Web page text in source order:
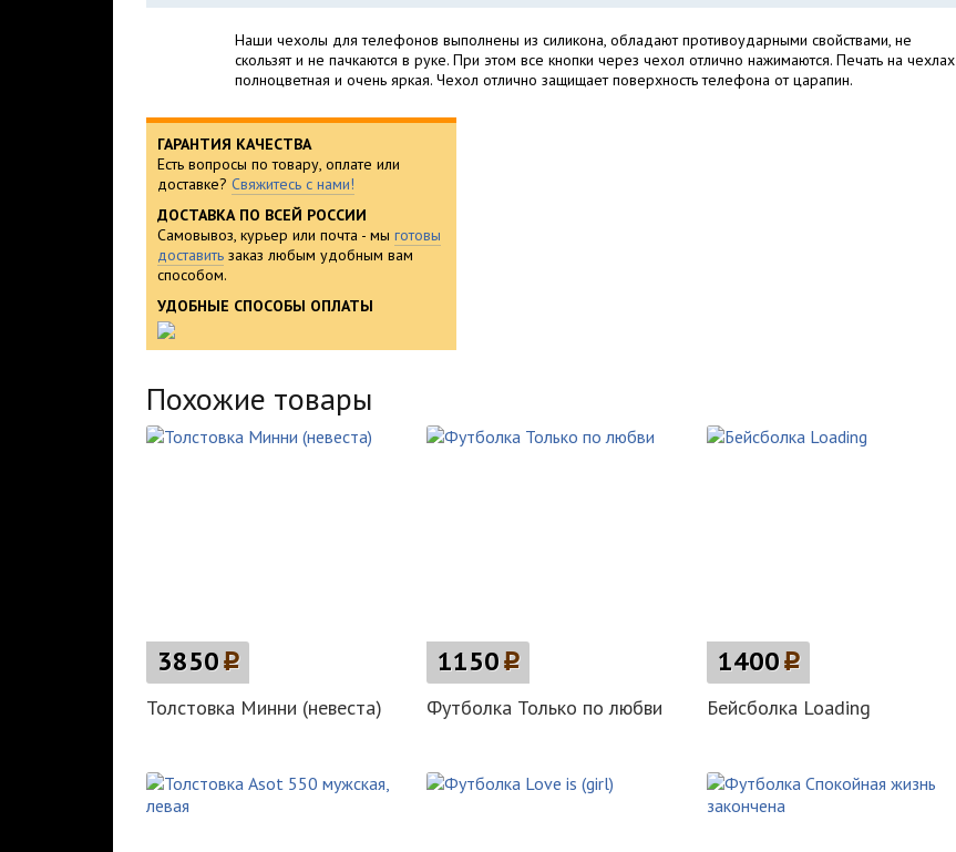
Наши чехолы для телефонов выполнены из силикона, обладают противоударными свойствами, не
скользят и не пачкаются в руке. При этом все кнопки через чехол отлично нажимаются. Печать на чехлах
полноцветная и очень яркая. Чехол отлично защищает поверхность телефона от царапин.
ГАРАНТИЯ КАЧЕСТВА
Есть вопросы по товару, оплате или
доставке? Свяжитесь с нами!
ДОСТАВКА ПО ВСЕЙ РОССИИ
Самовывоз, курьер или почта - мы готовы
доставить заказ любым удобным вам
способом.
УДОБНЫЕ СПОСОБЫ ОПЛАТЫ
Похожие товары
3850p
Толстовка Минни (невеста)
1150p
Футболка Только по любви
1400p
Бейсболка Loading